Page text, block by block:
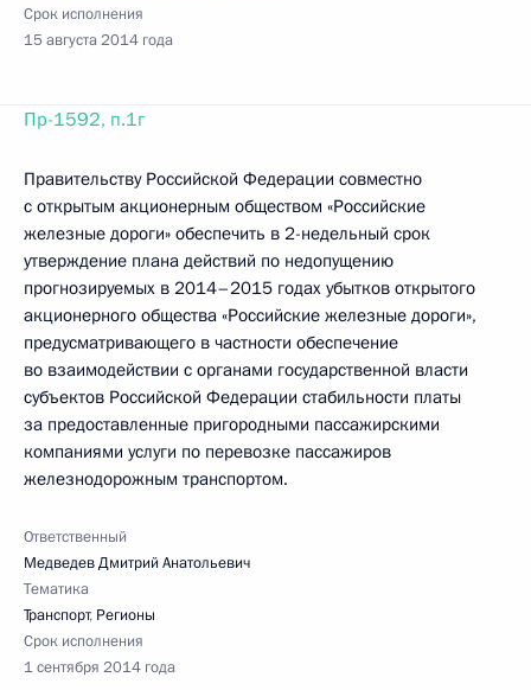
Срок исполнения
15 августа 2014 года
Пр-1592, п.1г
Правительству Российской Федерации совместно
с открытым акционерным обществом «Российские
железные дороги» обеспечить в 2-недельный срок
утверждение плана действий по недопущению
прогнозируемых в 2014–2015 годах убытков открытого
акционерного общества «Российские железные дороги»,
предусматривающего в частности обеспечение
во взаимодействии с органами государственной власти
субъектов Российской Федерации стабильности платы
за предоставленные пригородными пассажирскими
компаниями услуги по перевозке пассажиров
железнодорожным транспортом.
Ответственный
Медведев Дмитрий Анатольевич
Тематика
Транспорт, Регионы
Срок исполнения
1 сентября 2014 года